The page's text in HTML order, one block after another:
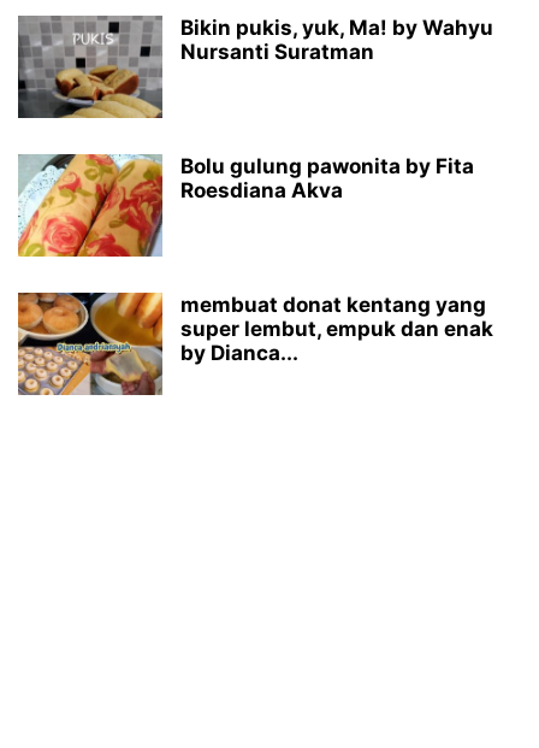
Bikin pukis, yuk, Ma! by Wahyu
Nursanti Suratman
Bolu gulung pawonita by Fita
Roesdiana Akva
membuat donat kentang yang
super lembut, empuk dan enak
by Dianca...